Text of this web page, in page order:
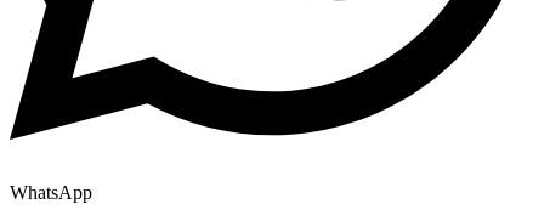
WhatsApp